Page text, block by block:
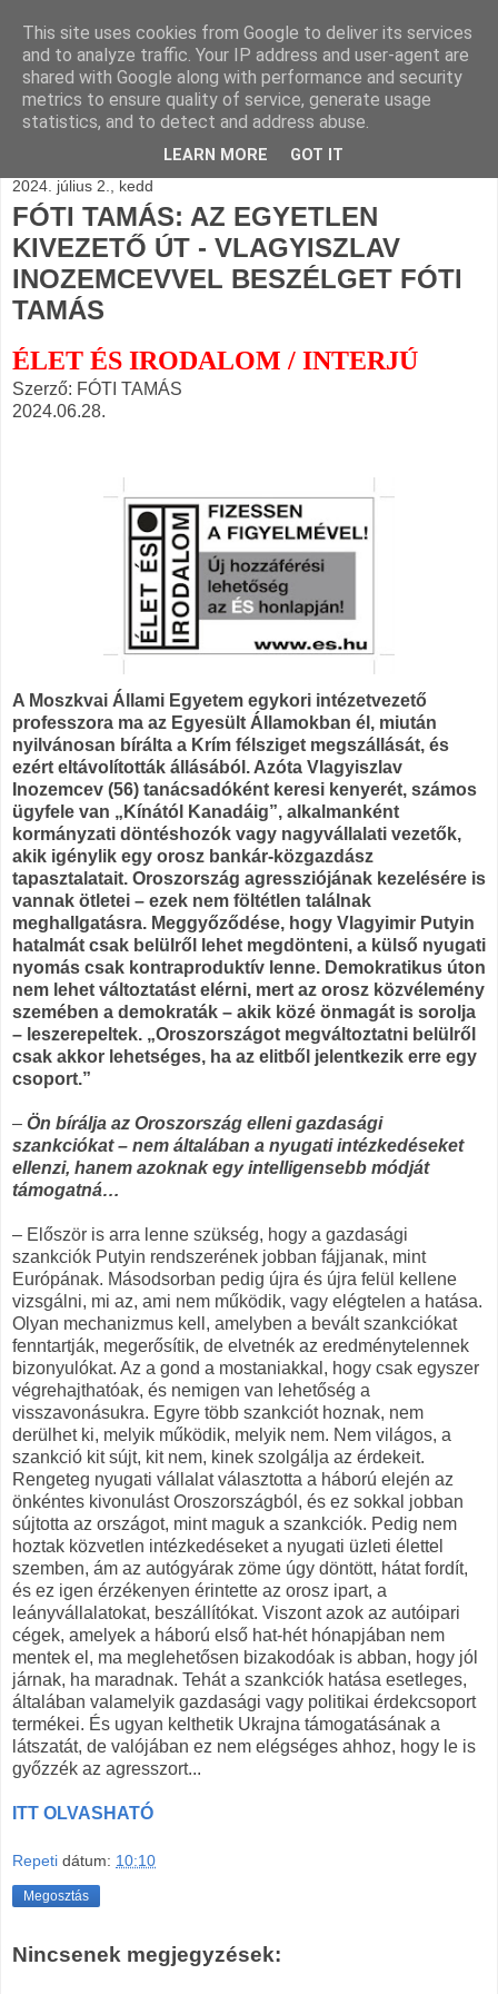
BLOGÁSZAT, napi
blogjava
2024. július 2., kedd
FÓTI TAMÁS: AZ EGYETLEN
KIVEZETŐ ÚT - VLAGYISZLAV
INOZEMCEVVEL BESZÉLGET FÓTI
TAMÁS
ÉLET ÉS IRODALOM / INTERJÚ
Szerző: FÓTI TAMÁS
2024.06.28.
A Moszkvai Állami Egyetem egykori intézetvezető
professzora ma az Egyesült Államokban él, miután
nyilvánosan bírálta a Krím félsziget megszállását, és
ezért eltávolították állásából. Azóta Vlagyiszlav
Inozemcev (56) tanácsadóként keresi kenyerét, számos
ügyfele van „Kínától Kanadáig”, alkalmanként
kormányzati döntéshozók vagy nagyvállalati vezetők,
akik igénylik egy orosz bankár-közgazdász
tapasztalatait. Oroszország agressziójának kezelésére is
vannak ötletei – ezek nem föltétlen találnak
meghallgatásra. Meggyőződése, hogy Vlagyimir Putyin
hatalmát csak belülről lehet megdönteni, a külső nyugati
nyomás csak kontraproduktív lenne. Demokratikus úton
nem lehet változtatást elérni, mert az orosz közvélemény
szemében a demokraták – akik közé önmagát is sorolja
– leszerepeltek. „Oroszországot megváltoztatni belülről
csak akkor lehetséges, ha az elitből jelentkezik erre egy
csoport.”
– Ön bírálja az Oroszország elleni gazdasági
szankciókat – nem általában a nyugati intézkedéseket
ellenzi, hanem azoknak egy intelligensebb módját
támogatná…
– Először is arra lenne szükség, hogy a gazdasági
szankciók Putyin rendszerének jobban fájjanak, mint
Európának. Másodsorban pedig újra és újra felül kellene
vizsgálni, mi az, ami nem működik, vagy elégtelen a hatása.
Olyan mechanizmus kell, amelyben a bevált szankciókat
fenntartják, megerősítik, de elvetnék az eredménytelennek
bizonyulókat. Az a gond a mostaniakkal, hogy csak egyszer
végrehajthatóak, és nemigen van lehetőség a
visszavonásukra. Egyre több szankciót hoznak, nem
derülhet ki, melyik működik, melyik nem. Nem világos, a
szankció kit sújt, kit nem, kinek szolgálja az érdekeit.
Rengeteg nyugati vállalat választotta a háború elején az
önkéntes kivonulást Oroszországból, és ez sokkal jobban
sújtotta az országot, mint maguk a szankciók. Pedig nem
hoztak közvetlen intézkedéseket a nyugati üzleti élettel
szemben, ám az autógyárak zöme úgy döntött, hátat fordít,
és ez igen érzékenyen érintette az orosz ipart, a
leányvállalatokat, beszállítókat. Viszont azok az autóipari
cégek, amelyek a háború első hat-hét hónapjában nem
mentek el, ma meglehetősen bizakodóak is abban, hogy jól
járnak, ha maradnak. Tehát a szankciók hatása esetleges,
általában valamelyik gazdasági vagy politikai érdekcsoport
termékei. És ugyan kelthetik Ukrajna támogatásának a
látszatát, de valójában ez nem elégséges ahhoz, hogy le is
győzzék az agresszort...
ITT OLVASHATÓ
Repeti dátum: 10:10
Megosztás
Nincsenek megjegyzések:
This site uses cookies from Google to deliver its services
and to analyze traffic. Your IP address and user-agent are
shared with Google along with performance and security
metrics to ensure quality of service, generate usage
statistics, and to detect and address abuse.
LEARN MORE GOT IT